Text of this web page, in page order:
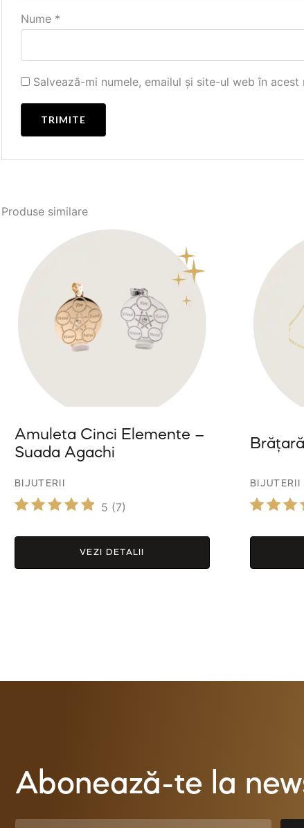
Nume *
Salvează-mi numele, emailul și site-ul web în
Produse similare
Amuleta Cinci Elemente –
Suada Agachi
BIJUTERII
5.00
5 (7)
VEZI DETALII
BIJUTERII
5.00
Abonează-te la